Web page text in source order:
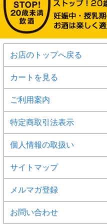
お店のトップへ戻る
カートを見る
ご利用案内
特定商取引法表示
個人情報の取扱い
サイトマップ
メルマガ登録
お問い合わせ